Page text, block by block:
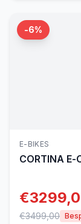
-6%
E-BIKES
CORTINA E-
€
€3499,00